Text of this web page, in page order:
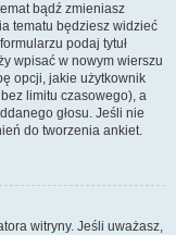
bądź zmieniasz
tematu będziesz widzieć
podaj tytuł
wpisać w nowym wierszu
opcji, jakie użytkownik
limitu czasowego), a
głosu. Jeśli nie
do tworzenia ankiet.
witryny. Jeśli uważasz,